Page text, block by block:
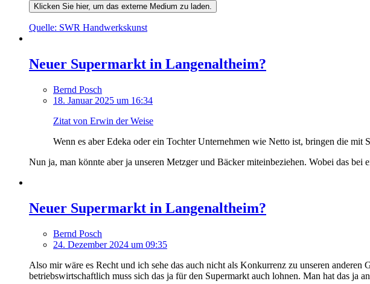
Klicken Sie hier, um das externe Medium zu laden.
Quelle: SWR Handwerkskunst
Neuer Supermarkt in Langenaltheim?
Bernd Posch
18. Januar 2025 um 16:34
Zitat von Erwin der Weise
Wenn es aber Edeka oder ein Tochter Unternehmen wie Netto ist, bringen die mit
Nun ja, man könnte aber ja unseren Metzger und Bäcker miteinbeziehen. Wobei das bei
Neuer Supermarkt in Langenaltheim?
Bernd Posch
24. Dezember 2024 um 09:35
Also mir wäre es Recht und ich sehe das auch nicht als Konkurrenz zu unseren
betriebswirtschaftlich muss sich das ja für den Supermarkt auch lohnen. Man hat das ja